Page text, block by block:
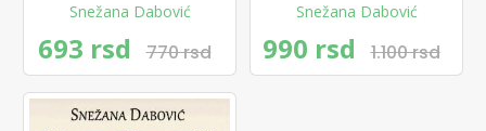
Snežana Dabović
693 rsd 770 rsd
Snežana Dabović
990 rsd 1.100 rsd